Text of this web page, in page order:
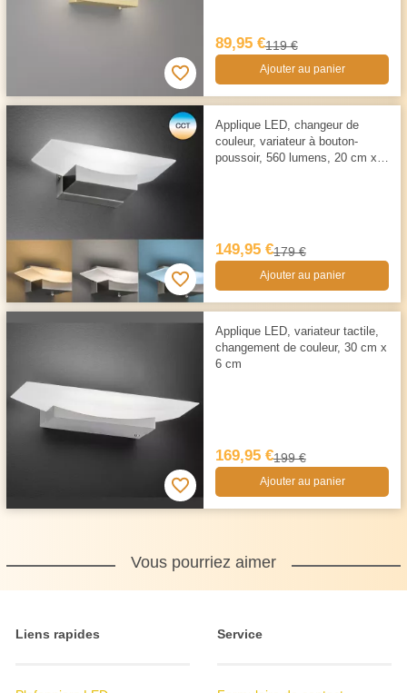
89,95 €119 €
Ajouter au panier
Applique LED, changeur de
couleur, variateur à bouton-
poussoir, 560 lumens, 20 cm x 7
149,95 €179 €
Ajouter au panier
Applique LED, variateur tactile,
changement de couleur, 30 cm x
6 cm
169,95 €199 €
Ajouter au panier
Vous pourriez aimer
Liens rapides Service